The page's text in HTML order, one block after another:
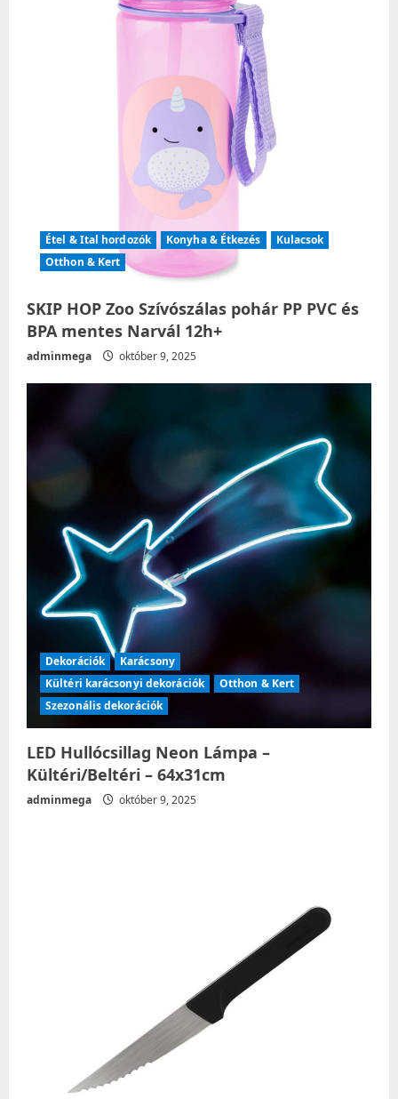
Étel & Ital hordozók Konyha & Étkezés
Kulacsok
Otthon & Kert
SKIP HOP Zoo Szívószálas pohár PP PVC és
BPA mentes Narvál 12h+
adminmega október 9, 2025
Dekorációk
Karácsony
Kültéri karácsonyi dekorációk
Otthon & Kert
Szezonális dekorációk
LED Hullócsillag Neon Lámpa –
Kültéri/Beltéri – 64x31cm
adminmega október 9, 2025